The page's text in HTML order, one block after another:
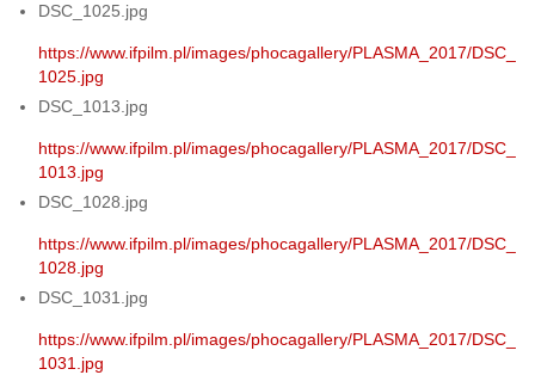
DSC_1025.jpg
https://www.ifpilm.pl/images/phocagallery/PLASMA_2017/DSC_
1025.jpg
DSC_1013.jpg
https://www.ifpilm.pl/images/phocagallery/PLASMA_2017/DSC_
1013.jpg
DSC_1028.jpg
https://www.ifpilm.pl/images/phocagallery/PLASMA_2017/DSC_
1028.jpg
DSC_1031.jpg
https://www.ifpilm.pl/images/phocagallery/PLASMA_2017/DSC_
1031.jpg